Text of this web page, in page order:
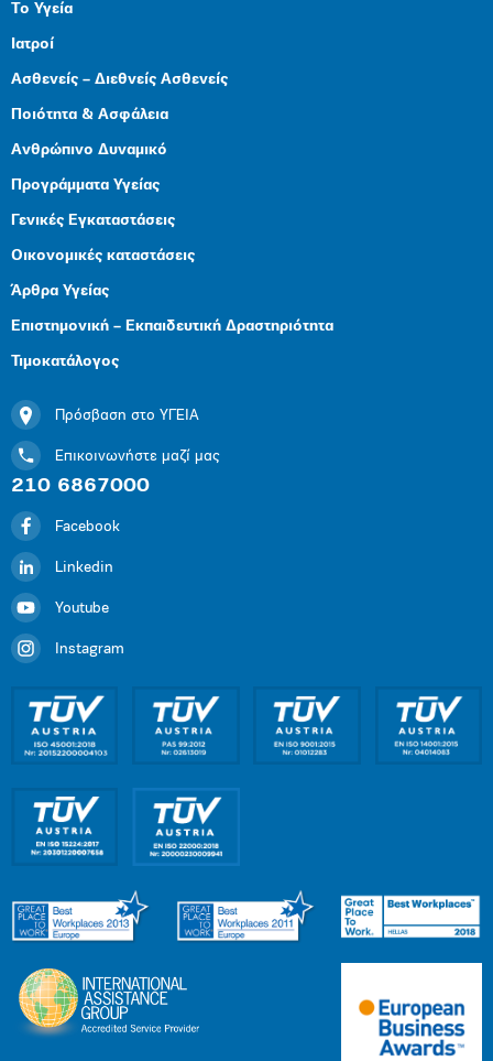
Το Υγεία
Ιατροί
Ασθενείς – Διεθνείς Ασθενείς
Ποιότητα & Ασφάλεια
Ανθρώπινο Δυναμικό
Προγράμματα Υγείας
Γενικές Εγκαταστάσεις
Οικονομικές καταστάσεις
Άρθρα Υγείας
Επιστημονική – Εκπαιδευτική Δραστηριότητα
Τιμοκατάλογος
Πρόσβαση στο ΥΓΕΙΑ
Επικοινωνήστε μαζί μας
210 6867000
Facebook
Linkedin
Youtube
Instagram